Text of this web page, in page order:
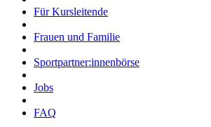
Für Kursleitende
Frauen und Familie
Sportpartner:innenbörse
Jobs
FAQ